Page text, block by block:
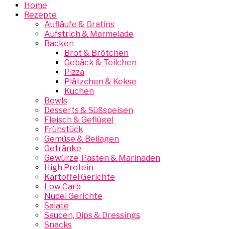
Home
Rezepte
Aufläufe & Gratins
Aufstrich & Marmelade
Backen
Brot & Brötchen
Gebäck & Teilchen
Pizza
Plätzchen & Kekse
Kuchen
Bowls
Desserts & Süßspeisen
Fleisch & Geflügel
Frühstück
Gemüse & Beilagen
Getränke
Gewürze, Pasten & Marinaden
High Protein
Kartoffel Gerichte
Low Carb
Nudel Gerichte
Salate
Saucen, Dips & Dressings
Snacks